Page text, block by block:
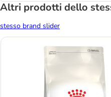
Altri prodotti dello
stesso brand slider